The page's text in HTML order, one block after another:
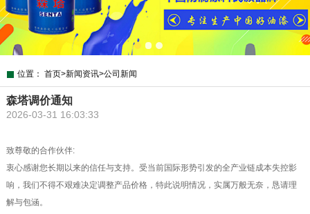
位置： 首页>新闻资讯>公司新闻
森塔调价通知
2026-03-31 16:03:33
致尊敬的合作伙伴:
衷心感谢您长期以来的信任与支持。受当前国际形势引发的全产业链成本失控影
响，我们不得不艰难决定调整产品价格，特此说明情况，实属万般无奈，恳请理
解与包涵。